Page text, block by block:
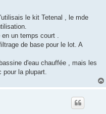
le kit Tetenal , le mde
un temps court .
de base pour le lot. A
d'eau chauffée , mais les
la plupart.